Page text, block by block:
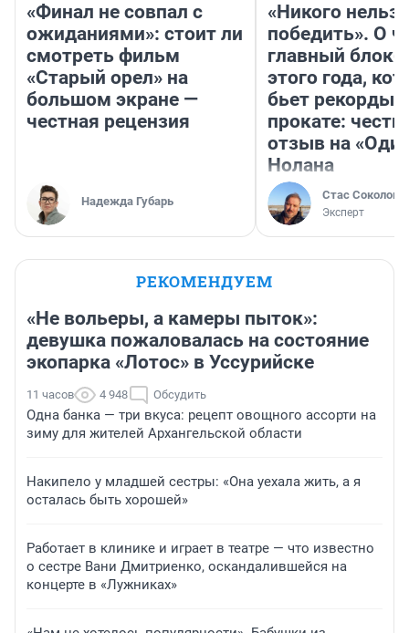
«Финал не совпал с
ожиданиями»: стоит ли
смотреть фильм
«Старый орел» на
большом экране —
честная рецензия
Надежда Губарь
«Никого нельзя
победить». О
главный
этого года,
бьет рекорды в
прокате:
отзыв на
Нолана
Стас Соколов
Эксперт
РЕКОМЕНДУЕМ
«Не вольеры, а камеры пыток»:
девушка пожаловалась на состояние
экопарка «Лотос» в Уссурийске
11 часов 4 948 Обсудить
Одна банка — три вкуса: рецепт овощного ассорти на
зиму для жителей Архангельской области
Накипело у младшей сестры: «Она уехала жить, а я
осталась быть хорошей»
Работает в клинике и играет в театре — что известно
о сестре Вани Дмитриенко, оскандалившейся на
концерте в «Лужниках»